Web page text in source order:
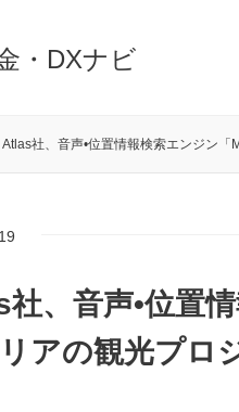
・DXナビ
Atlas社、音声•位置情報検索エンジン
、音声•位置
アの観光プロ